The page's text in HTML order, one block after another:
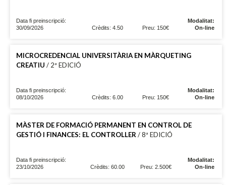
Data fi preinscripció:
30/09/2026
Crèdits: 4.50 Preu: 150€
Modalitat:
On-line
MICROCREDENCIAL UNIVERSITÀRIA EN MÀRQUETING
CREATIU / 2ª EDICIÓ
Data fi preinscripció:
08/10/2026
Crèdits: 6.00 Preu: 150€
Modalitat:
On-line
MÀSTER DE FORMACIÓ PERMANENT EN CONTROL DE
GESTIÓ I FINANCES: EL CONTROLLER / 8ª EDICIÓ
Data fi preinscripció:
23/10/2026
Crèdits: 60.00 Preu: 2.500€
Modalitat:
On-line